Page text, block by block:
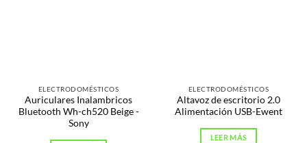
ELECTRODOMÉSTICOS
Auriculares Inalambricos
Bluetooth Wh-ch520 Beige -
Sony
ELECTRODOMÉSTICOS
Altavoz de escritorio 2.0
Alimentación USB-Ewent
LEER MÁS